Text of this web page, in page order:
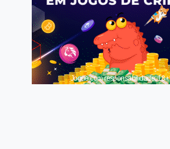
Jogue com responsabilidade. 18+